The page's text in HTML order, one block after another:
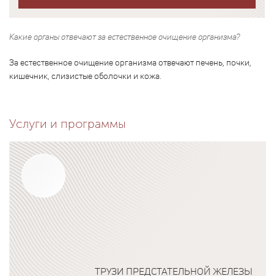
Какие органы отвечают за естественное очищение организма?
За естественное очищение организма отвечают печень, почки,
кишечник, слизистые оболочки и кожа.
Услуги и программы
ТРУЗИ ПРЕДСТАТЕЛЬНОЙ ЖЕЛЕЗЫ